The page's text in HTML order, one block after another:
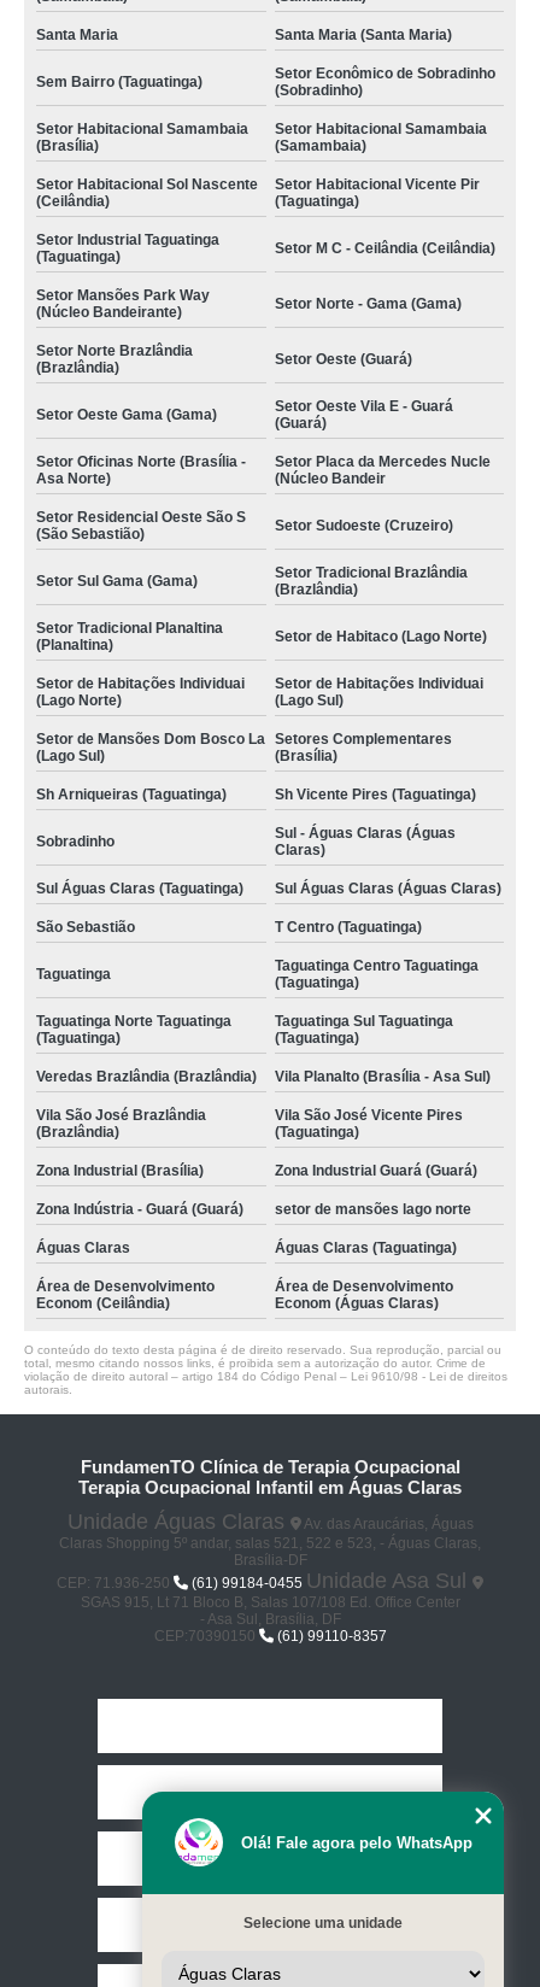
Santa Maria Santa Maria (Santa Maria)
Sem Bairro (Taguatinga)
Setor Econômico de Sobradinho
(Sobradinho)
Setor Habitacional Samambaia
(Brasília)
Setor Habitacional Samambaia
(Samambaia)
Setor Habitacional Sol Nascente
(Ceilândia)
Setor Habitacional Vicente Pir
(Taguatinga)
Setor Industrial Taguatinga
(Taguatinga)
Setor M C - Ceilândia (Ceilândia)
Setor Mansões Park Way
(Núcleo Bandeirante)
Setor Norte - Gama (Gama)
Setor Norte Brazlândia
(Brazlândia)
Setor Oeste (Guará)
Setor Oeste Gama (Gama)
Setor Oeste Vila E - Guará
(Guará)
Setor Oficinas Norte (Brasília -
Asa Norte)
Setor Placa da Mercedes Nucle
(Núcleo Bandeir
Setor Residencial Oeste São S
(São Sebastião)
Setor Sudoeste (Cruzeiro)
Setor Sul Gama (Gama)
Setor Tradicional Brazlândia
(Brazlândia)
Setor Tradicional Planaltina
(Planaltina)
Setor de Habitaco (Lago Norte)
Setor de Habitações Individuai
(Lago Norte)
Setor de Habitações Individuai
(Lago Sul)
Setor de Mansões Dom Bosco La
(Lago Sul)
Setores Complementares
(Brasília)
Sh Arniqueiras (Taguatinga) Sh Vicente Pires (Taguatinga)
Sobradinho
Sul - Águas Claras (Águas
Claras)
Sul Águas Claras (Taguatinga) Sul Águas Claras (Águas Claras)
São Sebastião T Centro (Taguatinga)
Taguatinga
Taguatinga Centro Taguatinga
(Taguatinga)
Taguatinga Norte Taguatinga
(Taguatinga)
Taguatinga Sul Taguatinga
(Taguatinga)
Veredas Brazlândia (Brazlândia) Vila Planalto (Brasília - Asa Sul)
Vila São José Brazlândia
(Brazlândia)
Vila São José Vicente Pires
(Taguatinga)
Zona Industrial (Brasília) Zona Industrial Guará (Guará)
Zona Indústria - Guará (Guará) setor de mansões lago norte
Águas Claras Águas Claras (Taguatinga)
Área de Desenvolvimento
Econom (Ceilândia)
Área de Desenvolvimento
Econom (Águas Claras)
O conteúdo do texto desta página é de direito reservado. Sua reprodução, parcial ou
total, mesmo citando nossos links, é proibida sem a autorização do autor. Crime de
violação de direito autoral – artigo 184 do Código Penal – Lei 9610/98 - Lei de direitos
autorais
FundamenTO Clínica de Terapia Ocupacional
Terapia Ocupacional Infantil em Águas Claras
Unidade Águas Claras
Av. das Araucárias, Águas
Claras Shopping 5º andar, salas 521, 522 e 523, - Águas Claras,
Brasília-DF
CEP: 71.936-250
(61) 99184-0455 Unidade Asa Sul
SGAS 915, Lt 71 Bloco B, Salas 107/108 Ed. Office Center
- Asa Sul, Brasília, DF
CEP:70390150
(61) 99110-8357
Empresa
Serviços
Olá! Fale agora pelo WhatsApp
Selecione uma unidade